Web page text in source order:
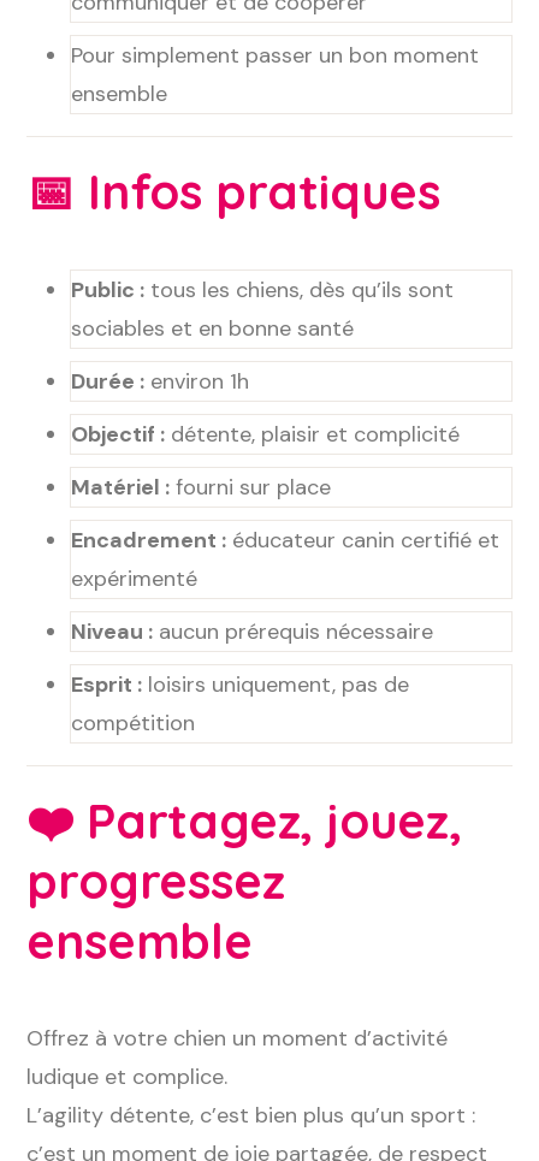
Pour simplement passer un bon moment
ensemble
📅 Infos pratiques
Public : tous les chiens, dès qu’ils sont
sociables et en bonne santé
Durée : environ 1h
Objectif : détente, plaisir et complicité
Matériel : fourni sur place
Encadrement : éducateur canin certifié et
expérimenté
Niveau : aucun prérequis nécessaire
Esprit : loisirs uniquement, pas de
compétition
❤️ Partagez, jouez,
progressez
ensemble
Offrez à votre chien un moment d’activité
ludique et complice.
L’agility détente, c’est bien plus qu’un sport :
c’est un moment de joie partagée, de respect